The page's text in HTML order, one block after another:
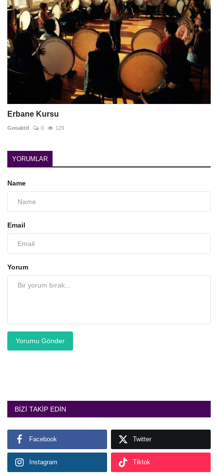
Erbane Kursu
Geoaktif 0 129
YORUMLAR
Name
Email
Yorum
Yorumu Gönder
BIZI TAKIP EDIN
Facebook Twitter
Instagram Tiktok